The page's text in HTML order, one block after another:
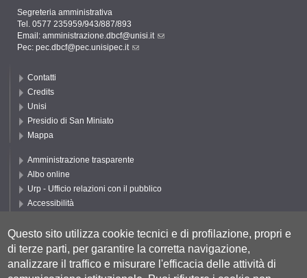
Segreteria amministrativa
Tel. 0577 235959/943/887/893
Email: amministrazione.dbcf@unisi.it
Pec: pec.dbcf@pec.unisipec.it
Contatti
Credits
Unisi
Presidio di San Miniato
Mappa
Amministrazione trasparente
Albo online
Urp - Ufficio relazioni con il pubblico
Accessibilità
Cookie settings
Segui UNISI
Questo sito utilizza cookie tecnici e di profilazione, propri e
di terze parti, per garantire la corretta navigazione,
analizzare il traffico e misurare l'efficacia delle attività di